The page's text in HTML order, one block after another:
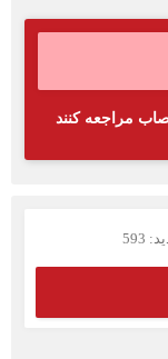
مراجعه کنند
593